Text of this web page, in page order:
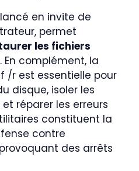
en invite de
permet
les fichiers
. En complément, la
/r est essentielle pour
disque, isoler les
réparer les erreurs
constituent la
contre
des arrêts